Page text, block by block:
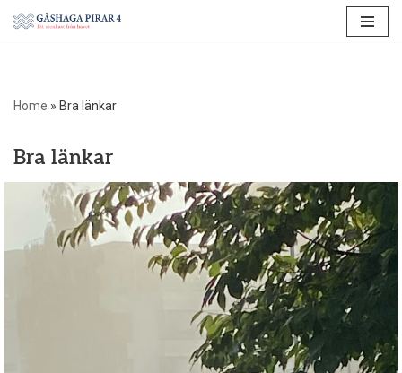
Home » Bra länkar
Bra länkar